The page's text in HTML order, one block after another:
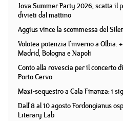
Jova Summer Party 2026, scatta il
divieti dal mattino
Aggius vince la scommessa del
Volotea potenzia l'inverno a Olbia:
Madrid, Bologna e Napoli
Conto alla rovescia per il concerto
Porto Cervo
Maxi-sequestro a Cala Finanza: i
Dall'8 al 10 agosto Fordongianus
Literary Lab